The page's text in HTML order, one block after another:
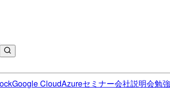
Google CloudAzureセミナー会社説明会勉